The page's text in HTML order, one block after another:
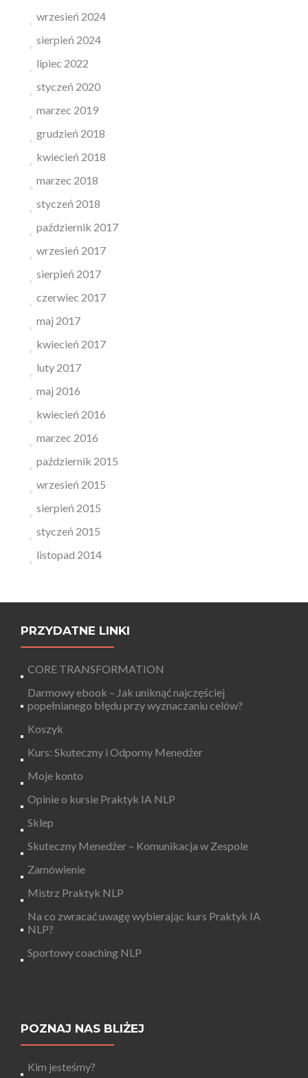
wrzesień 2024
sierpień 2024
lipiec 2022
styczeń 2020
marzec 2019
grudzień 2018
kwiecień 2018
marzec 2018
styczeń 2018
październik 2017
wrzesień 2017
sierpień 2017
czerwiec 2017
maj 2017
kwiecień 2017
luty 2017
maj 2016
kwiecień 2016
marzec 2016
październik 2015
wrzesień 2015
sierpień 2015
styczeń 2015
listopad 2014
PRZYDATNE LINKI
CORE TRANSFORMATION
Darmowy ebook – Jak uniknąć najczęściej
popełnianego błędu przy wyznaczaniu celów?
Koszyk
Kurs: Skuteczny i Odporny Menedżer
Moje konto
Opinie o kursie Praktyk IA NLP
Sklep
Skuteczny Menedżer – Komunikacja w Zespole
Zamówienie
Mistrz Praktyk NLP
Na co zwracać uwagę wybierając kurs Praktyk IA
NLP?
Sportowy coaching NLP
POZNAJ NAS BLIŻEJ
Kim jesteśmy?